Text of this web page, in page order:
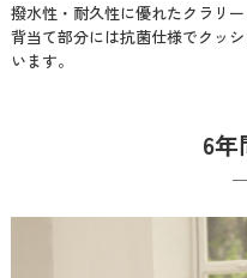
撥水性・耐久性に優れたクラリ
背当て部分には抗菌仕様でクッ
います。
6年